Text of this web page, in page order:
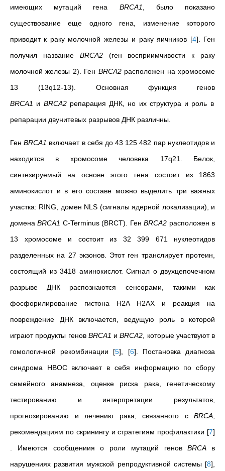
имеющих мутаций гена BRCA1
, было показано
существование еще одного гена, изменение которого
приводит к раку молочной железы и раку яичников [4] . Ген
получил название BRCA2(ген восприимчивости к раку
молочной железы 2). Ген BRCA2расположен на хромосоме
13 (13q12-13). Основная функция генов
BRCA1 и BRCA2репарация ДНК, но их структура и роль в
репарации двунитевых разрывов ДНК различны.
Ген BRCA1 включает в себя до 43 125 482 пар нуклеотидов и
находится в хромосоме человека 17q21. Белок,
синтезируемый на основе этого гена состоит из 1863
аминокислот и в его составе можно выделить три важных
участка: RING, домен NLS (сигналы ядерной локализации), и
доменаBRCA1 C-Terminus (BRCT). ГенBRCA2 расположен в
13 хромосоме и состоит из 32 399 671 нуклеотидов
разделенных на 27 экзонов. Этот ген транслирует протеин,
состоящий из 3418 аминокислот. Сигнал о двухцепочечном
разрыве ДНК распознаются сенсорами, такими как
фосфорилирование гистона H2A H2AX и реакция на
повреждение ДНК включается, ведущую роль в которой
играют продукты генов BRCA1 и BRCA2 , которые участвуют в
гомологичной рекомбинации [5] [6] . Постановка диагноза
синдрома HBOC включает в себя информацию по сбору
семейного анамнеза, оценке риска рака, генетическому
тестированию и интерпретации результатов,
прогнозированию и лечению рака, связанного с BRCA
рекомендациям по скринингу и стратегиям профилактики [7]
Имеются сообщениия о роли мутаций геновBRCA в
нарушениях развития мужской репродуктивной системы [8]